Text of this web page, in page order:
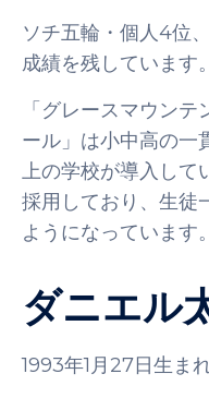
ソチ五輪・個人4位
成績を残しています。
「グレースマウン
ール」は小中高の一
上の学校が導入して
採用しており、生徒
ようになっています。
ダニエル
1993年1月27日生ま